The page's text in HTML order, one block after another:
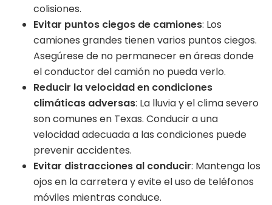
colisiones.
Evitar puntos ciegos de camiones: Los
camiones grandes tienen varios puntos ciegos.
Asegúrese de no permanecer en áreas donde
el conductor del camión no pueda verlo.
Reducir la velocidad en condiciones
climáticas adversas: La lluvia y el clima severo
son comunes en Texas. Conducir a una
velocidad adecuada a las condiciones puede
prevenir accidentes.
Evitar distracciones al conducir: Mantenga los
ojos en la carretera y evite el uso de teléfonos
móviles mientras conduce.